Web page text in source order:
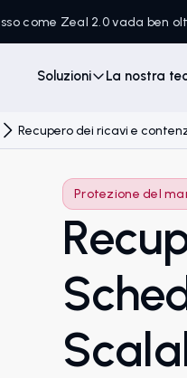
come Zeal 2.0 vada ben
Soluzioni La nostra
Recupero dei ricavi e
Protezione del